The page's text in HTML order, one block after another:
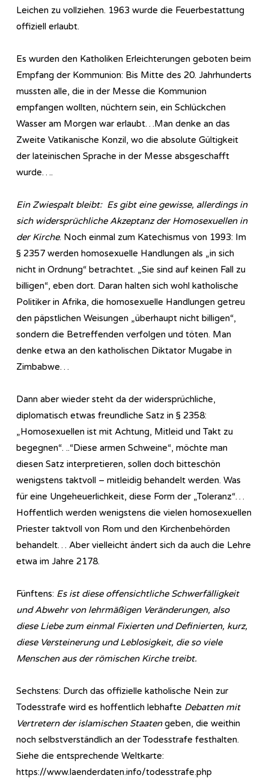
Leichen zu vollziehen. 1963 wurde die Feuerbestattung
offiziell erlaubt.
Es wurden den Katholiken Erleichterungen geboten beim
Empfang der Kommunion: Bis Mitte des 20. Jahrhunderts
mussten alle, die in der Messe die Kommunion
empfangen wollten, nüchtern sein, ein Schlückchen
Wasser am Morgen war erlaubt…Man denke an das
Zweite Vatikanische Konzil, wo die absolute Gültigkeit
der lateinischen Sprache in der Messe absgeschafft
wurde….
Ein Zwiespalt bleibt: Es gibt eine gewisse, allerdings in
sich widersprüchliche Akzeptanz der Homosexuellen in
der Kirche. Noch einmal zum Katechismus von 1993: Im
§ 2357 werden homosexuelle Handlungen als „in sich
nicht in Ordnung“ betrachtet. „Sie sind auf keinen Fall zu
billigen“, eben dort. Daran halten sich wohl katholische
Politiker in Afrika, die homosexuelle Handlungen getreu
den päpstlichen Weisungen „überhaupt nicht billigen“,
sondern die Betreffenden verfolgen und töten. Man
denke etwa an den katholischen Diktator Mugabe in
Zimbabwe…
Dann aber wieder steht da der widersprüchliche,
diplomatisch etwas freundliche Satz in § 2358:
„Homosexuellen ist mit Achtung, Mitleid und Takt zu
begegnen“. ..“Diese armen Schweine“, möchte man
diesen Satz interpretieren, sollen doch bitteschön
wenigstens taktvoll – mitleidig behandelt werden. Was
für eine Ungeheuerlichkeit, diese Form der „Toleranz“…
Hoffentlich werden wenigstens die vielen homosexuellen
Priester taktvoll von Rom und den Kirchenbehörden
behandelt… Aber vielleicht ändert sich da auch die Lehre
etwa im Jahre 2178.
Fünftens: Es ist diese offensichtliche Schwerfälligkeit
und Abwehr von lehrmäßigen Veränderungen, also
diese Liebe zum einmal Fixierten und Definierten, kurz,
diese Versteinerung und Leblosigkeit, die so viele
Menschen aus der römischen Kirche treibt.
Sechstens: Durch das offizielle katholische Nein zur
Todesstrafe wird es hoffentlich lebhafte Debatten mit
Vertretern der islamischen Staatengeben, die weithin
noch selbstverständlich an der Todesstrafe festhalten.
Siehe die entsprechende Weltkarte:
https://www.laenderdaten.info/todesstrafe.php